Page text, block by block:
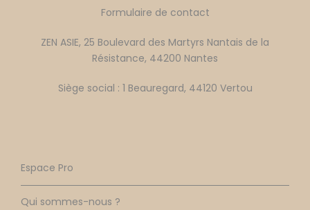
Formulaire de contact
ZEN ASIE, 25 Boulevard des Martyrs Nantais de la
Résistance, 44200 Nantes
Siège social : 1 Beauregard, 44120 Vertou
Espace Pro
Qui sommes-nous ?